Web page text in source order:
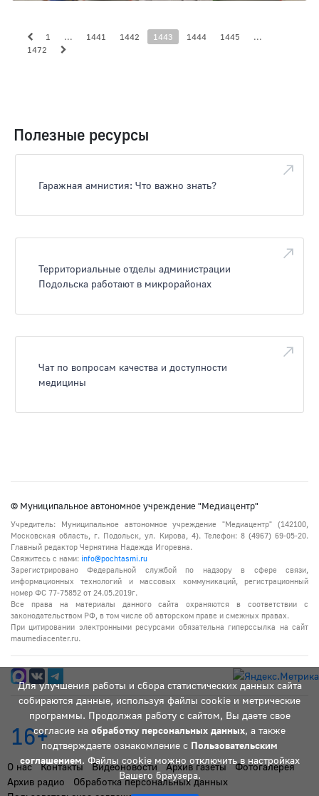
1 ... 1441 1442 1443 1444 1445
...
1472
Полезные ресурсы
Гаражная амнистия: Что важно знать?
Территориальные отделы администрации
Подольска работают в микрорайонах
Чат по вопросам качества и доступности
медицины
Для улучшения работы и сбора статистических данных сайта
собираются данные, используя файлы cookie и метрические
программы. Продолжая работу с сайтом, Вы даете свое
согласие на обработку персональных данных, а также
подтверждаете ознакомление с Пользовательским
соглашением. Файлы cookie можно отключить в настройках
Вашего браузера.
© Муниципальное автономное учреждение "Медиацентр"
Учредитель: Муниципальное автономное учреждение "Медиацентр" (142100,
Московская область, г. Подольск, ул. Кирова, 4). Телефон: 8 (4967) 69-05-20.
Главный редактор Чернятина Надежда Игоревна.
Свяжитесь с нами: info@pochtasmi.ru
Зарегистрировано Федеральной службой по надзору в сфере связи,
информационных технологий и массовых коммуникаций, регистрационный
номер ФС 77-75852 от 24.05.2019г.
Все права на материалы данного сайта охраняются в соответствии с
законодательством РФ, в том числе об авторском праве и смежных правах.
При цитировании электронными ресурсами обязательна гиперссылка на сайт
maumediacenter.ru.
16+
О нас Контакты Видеоновости Архив газеты
Фотогалерея
Архив радио
Обработка персональных данных